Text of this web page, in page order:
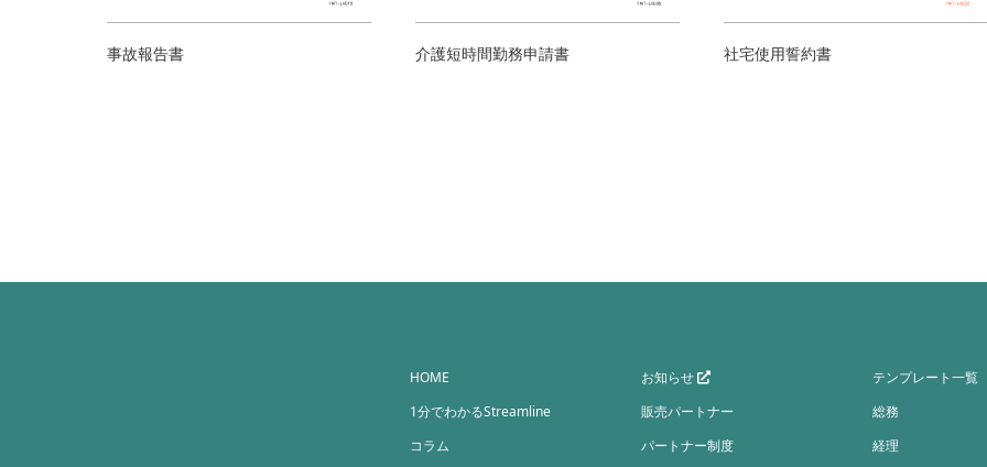
事故報告書 介護短時間勤務申請書 社宅使用誓約書
HOME
1分でわかるStreamline
コラム
お知らせ
販売パートナー
パートナー制度
テンプレート一覧
総務
経理